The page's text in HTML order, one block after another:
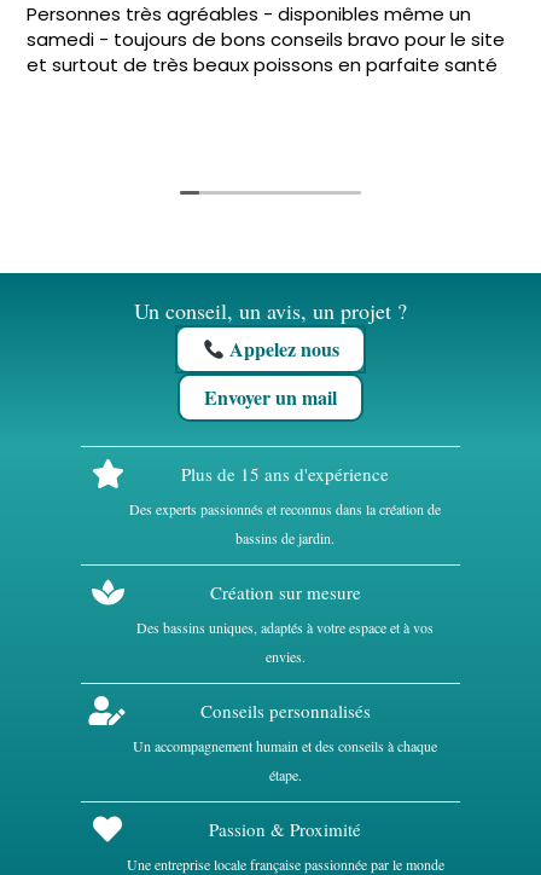
Personnes très agréables - disponibles même un
samedi - toujours de bons conseils bravo pour le site
et surtout de très beaux poissons en parfaite santé
Envoyer un mail
Appelez nous
Un conseil, un avis, un projet ?
Plus de 15 ans d'expérience
Des experts passionnés et reconnus dans la création de
bassins de jardin.
Création sur mesure
Des bassins uniques, adaptés à votre espace et à vos
envies.
Conseils personnalisés
Un accompagnement humain et des conseils à chaque
étape.
Passion & Proximité
Une entreprise locale française passionnée par le monde